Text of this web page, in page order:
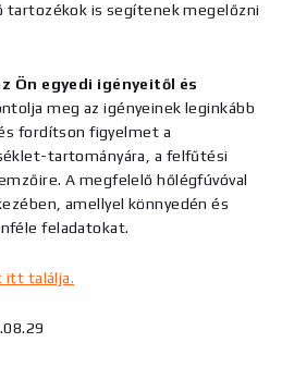
tartozékok is segítenek megelőzni
Ön egyedi igényeitől és
meg az igényeinek leginkább
fordítson figyelmet a
tartományára, a felfűtési
A megfelelő hőlégfúvóval
amellyel könnyedén és
feladatokat.
itt találja.